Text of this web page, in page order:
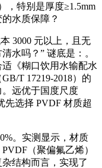
，特别是厚度≥1.5mm
水质保障？
3000 元以上，且无
水吗？” 谜底是：。
《糊口饮用水输配水
T 17219-2018）的
远优于国度尺度
先选择 PVDF 材质超
。实测显示，材质
（聚偏氟乙烯）
结构而言，实现了